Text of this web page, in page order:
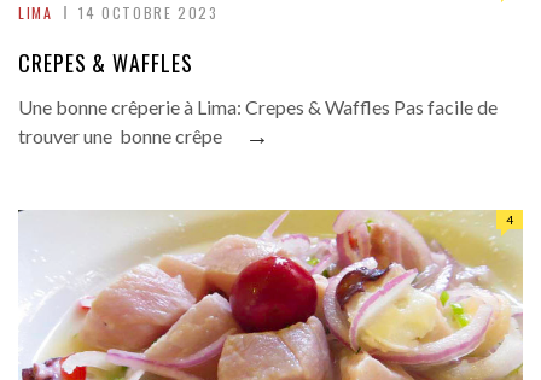
LIMA 14 OCTOBRE 2023
CREPES & WAFFLES
Une bonne crêperie à Lima: Crepes & Waffles Pas facile de
trouver une bonne crêpe
→
4